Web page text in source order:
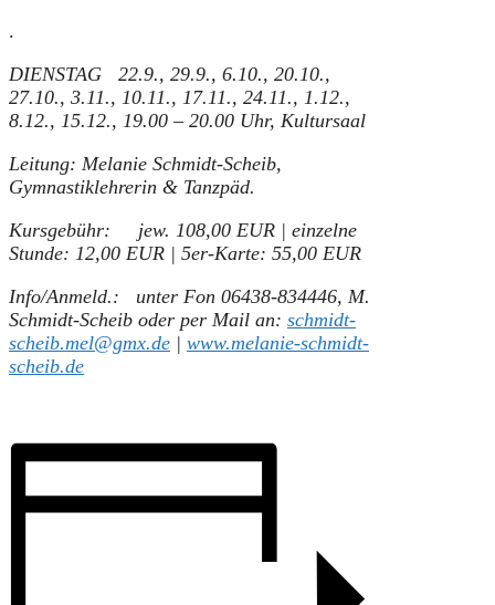
.
DIENSTAG 22.9., 29.9., 6.10., 20.10.,
27.10., 3.11., 10.11., 17.11., 24.11., 1.12.,
8.12., 15.12., 19.00 – 20.00 Uhr, Kultursaal
Leitung: Melanie Schmidt-Scheib,
Gymnastiklehrerin & Tanzpäd.
Kursgebühr: jew. 108,00 EUR | einzelne
Stunde: 12,00 EUR | 5er-Karte: 55,00 EUR
Info/Anmeld.: unter Fon 06438-834446, M.
Schmidt-Scheib oder per Mail an: schmidt-
scheib.mel@gmx.de | www.melanie-schmidt-
scheib.de